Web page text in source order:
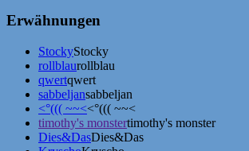
Erwähnungen
StockyStocky
rollblaurollblau
qwertqwert
sabbeljansabbeljan
<°((( ~~<<°((( ~~<
timothy's monstertimothy's monster
Dies&DasDies&Das